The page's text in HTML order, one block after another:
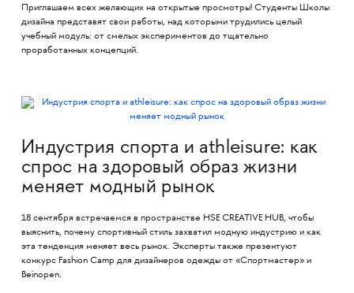
Приглашаем всех желающих на открытые просмотры! Студенты Школы
дизайна представят свои работы, над которыми трудились целый
учебный модуль: от смелых экспериментов до тщательно
проработанных концепций.
Индустрия спорта и athleisure: как
спрос на здоровый образ жизни
меняет модный рынок
18 сентября встречаемся в пространстве HSE CREATIVE HUB, чтобы
выяснить, почему спортивный стиль захватил модную индустрию и как
эта тенденция меняет весь рынок. Эксперты также презентуют
конкурс Fashion Camp для дизайнеров одежды от «Спортмастер» и
Beinopen.